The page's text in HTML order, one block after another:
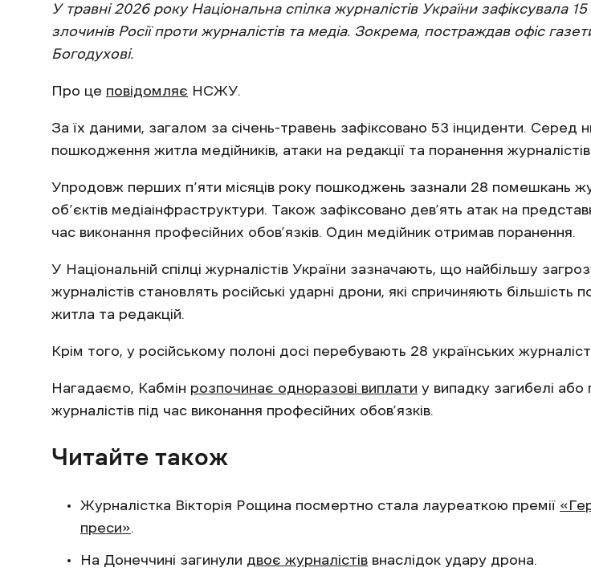
У травні 2026 року Національна спілка журналістів України зафіксувала 15
злочинів Росії проти журналістів та медіа. Зокрема, постраждав офіс
Богодухові.
Про це повідомляє НСЖУ.
За їх даними, загалом за січень-травень зафіксовано 53 інциденти. Серед
пошкодження житла медійників, атаки на редакції та поранення журналістів.
Упродовж перших п’яти місяців року пошкоджень зазнали 28 помешкань
об’єктів медіаінфраструктури. Також зафіксовано дев’ять атак на
час виконання професійних обов’язків. Один медійник отримав поранення.
У Національній спілці журналістів України зазначають, що найбільшу
журналістів становлять російські ударні дрони, які спричиняють більшість
житла та редакцій.
Крім того, у російському полоні досі перебувають 28 українських
Нагадаємо, Кабмін розпочинає одноразові виплати у випадку загибелі або
журналістів під час виконання професійних обов’язків.
Читайте також
Журналістка Вікторія Рощина посмертно стала лауреаткою премії
преси»
На Донеччині загинули двоє журналістів внаслідок удару дрона.